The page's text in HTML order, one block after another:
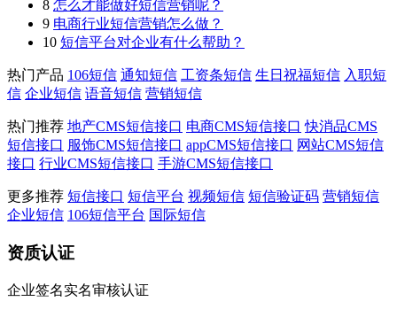
8 怎么才能做好短信营销呢？
9 电商行业短信营销怎么做？
10 短信平台对企业有什么帮助？
热门产品 106短信 通知短信 工资条短信 生日祝福短信 入职短
信 企业短信 语音短信 营销短信
热门推荐 地产CMS短信接口 电商CMS短信接口 快消品CMS
短信接口 服饰CMS短信接口 appCMS短信接口 网站CMS短信
接口 行业CMS短信接口 手游CMS短信接口
更多推荐 短信接口 短信平台 视频短信 短信验证码 营销短信
企业短信 106短信平台 国际短信
资质认证
企业签名实名审核认证